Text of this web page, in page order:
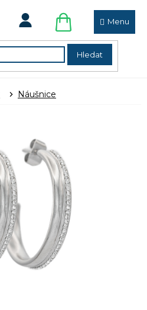
Hledat
NÁKUPNÍ
KOŠÍK
Náušnice